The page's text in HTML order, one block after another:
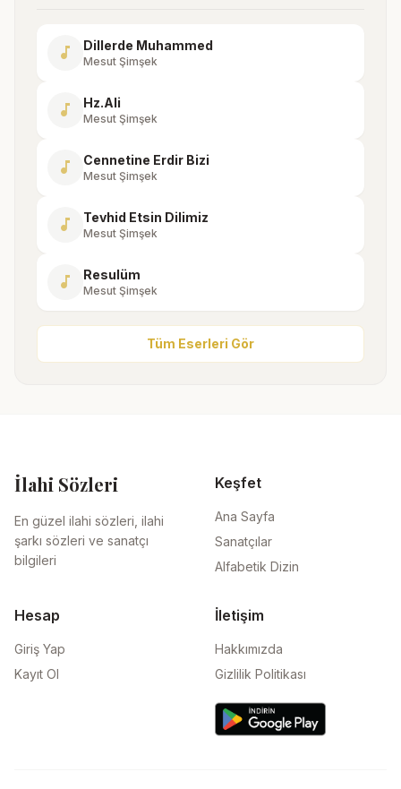
music_note Dillerde Muhammed
Mesut Şimşek
music_note Hz.Ali
Mesut Şimşek
music_note Cennetine Erdir Bizi
Mesut Şimşek
music_note Tevhid Etsin Dilimiz
Mesut Şimşek
music_note Resulüm
Mesut Şimşek
Tüm Eserleri Gör
İlahi Sözleri
En güzel ilahi sözleri, ilahi
şarkı sözleri ve sanatçı
bilgileri
Keşfet
Ana Sayfa
Sanatçılar
Alfabetik Dizin
Hesap
Giriş Yap
Kayıt Ol
İletişim
Hakkımızda
Gizlilik Politikası